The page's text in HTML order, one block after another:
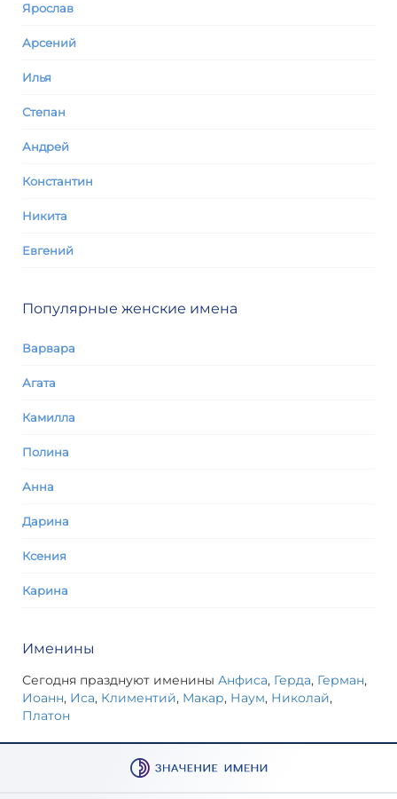
Ярослав
Арсений
Илья
Степан
Андрей
Константин
Никита
Евгений
Популярные женские имена
Варвара
Агата
Камилла
Полина
Анна
Дарина
Ксения
Карина
Именины
Сегодня празднуют именины Анфиса, Герда, Герман,
Иоанн, Иса, Климентий, Макар, Наум, Николай,
Платон